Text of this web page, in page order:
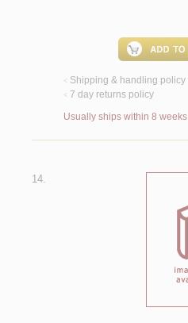
< Shipping & handling policy
< 7 day returns policy
Usually ships within 8 weeks
14.